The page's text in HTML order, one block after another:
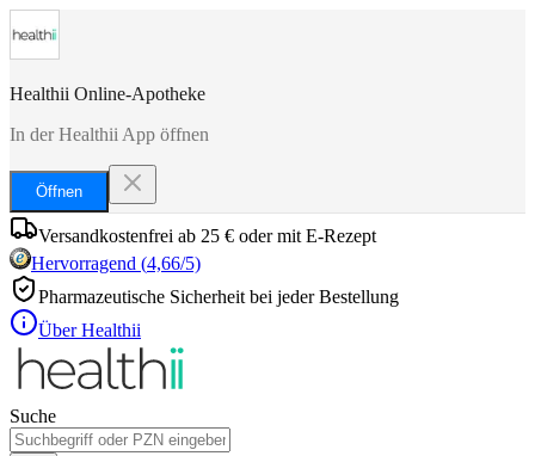
Healthii Online-Apotheke
In der Healthii App öffnen
Öffnen
Versandkostenfrei ab 25 € oder mit E-Rezept
Hervorragend (4,66/5)
Pharmazeutische Sicherheit bei jeder Bestellung
Über Healthii
Suche